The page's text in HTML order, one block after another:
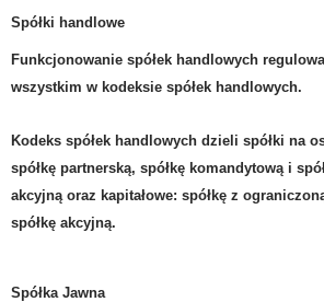
Spółki handlowe
Funkcjonowanie spółek handlowych
wszystkim w kodeksie spółek handlowych.
Kodeks spółek handlowych dzieli spółki na
spółkę partnerską, spółkę komandytowąi
akcyjnąoraz kapitałowe: spółkę z
spółkę akcyjną.
Spółka Jawna